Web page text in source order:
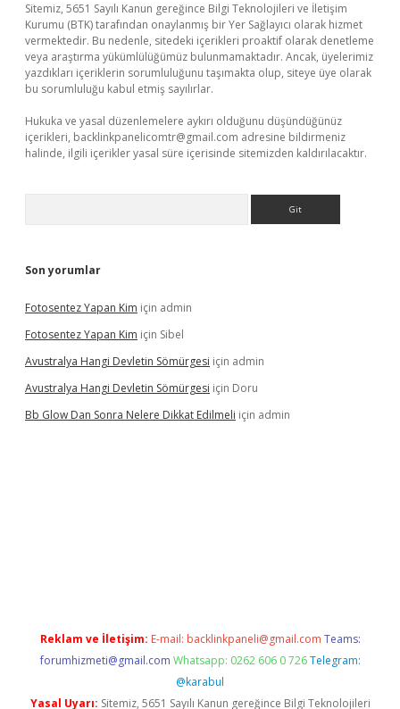
Sitemiz, 5651 Sayılı Kanun gereğince Bilgi Teknolojileri ve İletişim
Kurumu (BTK) tarafından onaylanmış bir Yer Sağlayıcı olarak hizmet
vermektedir. Bu nedenle, sitedeki içerikleri proaktif olarak denetleme
veya araştırma yükümlülüğümüz bulunmamaktadır. Ancak, üyelerimiz
yazdıkları içeriklerin sorumluluğunu taşımakta olup, siteye üye olarak
bu sorumluluğu kabul etmiş sayılırlar.
Hukuka ve yasal düzenlemelere aykırı olduğunu düşündüğünüz
içerikleri, backlinkpanelicomtr@gmail.com adresine bildirmeniz
halinde, ilgili içerikler yasal süre içerisinde sitemizden kaldırılacaktır.
Son yorumlar
Fotosentez Yapan Kim için admin
Fotosentez Yapan Kim için Sibel
Avustralya Hangi Devletin Sömürgesi için admin
Avustralya Hangi Devletin Sömürgesi için Doru
Bb Glow Dan Sonra Nelere Dikkat Edilmeli için admin
Reklam ve İletişim: E-mail: backlinkpaneli@gmail.com Teams:
forumhizmeti@gmail.com Whatsapp: 0262 606 0 726 Telegram:
@karabul
Yasal Uyarı: Sitemiz, 5651 Sayılı Kanun gereğince Bilgi Teknolojileri